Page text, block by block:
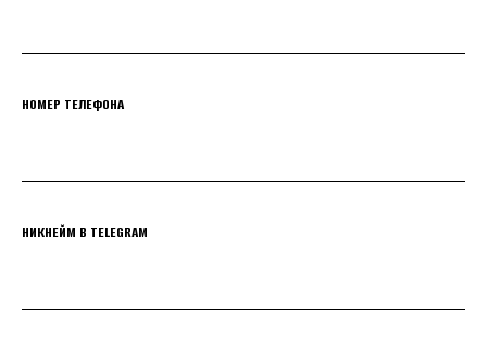
НОМЕР ТЕЛЕФОНА
НИКНЕЙМ В TELEGRAM